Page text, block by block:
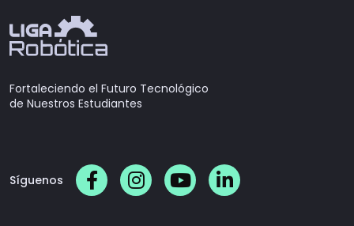
Fortaleciendo el Futuro Tecnológico
de Nuestros Estudiantes
Síguenos